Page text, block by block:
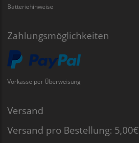
Batteriehinweise
Zahlungsmöglichkeiten
Vorkasse per Überweisung
Versand
Versand pro Bestellung: 5,00€